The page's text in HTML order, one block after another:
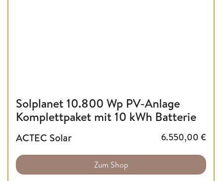
Solplanet 10.800 Wp PV-Anlage
Komplettpaket mit 10 kWh Batterie
ACTEC Solar 6.550,00 €
Zum Shop